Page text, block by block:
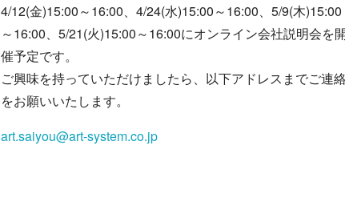
4/12(金)15:00～16:00、4/24(水)15:00～16:00、5/9(木)15:00
～16:00、5/21(火)15:00～16:00にオンライン会社説明会を
催予定です。
ご興味を持っていただけましたら、以下アドレスまでご連
をお願いいたします。
art.saiyou@art-system.co.jp